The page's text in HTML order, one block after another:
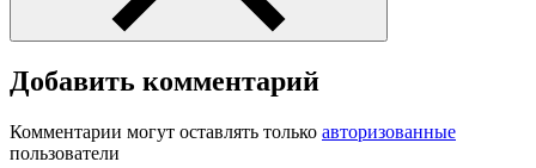
Добавить комментарий
Комментарии могут оставлять только авторизованные
пользователи